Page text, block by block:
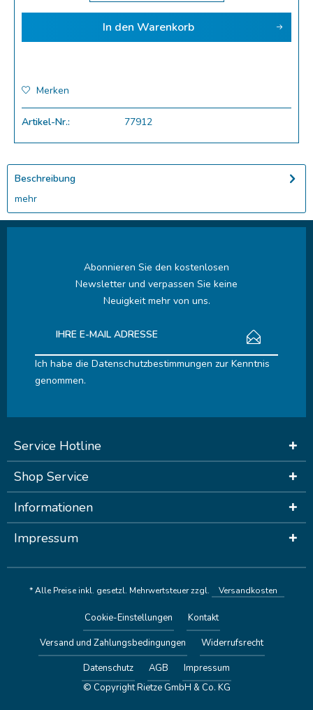
In den Warenkorb
Merken
Artikel-Nr.: 77912
Beschreibung
mehr
Abonnieren Sie den kostenlosen
Newsletter und verpassen Sie keine
Neuigkeit mehr von uns.
Ich habe die Datenschutzbestimmungen zur Kenntnis
genommen.
Service Hotline
Shop Service
Informationen
Impressum
* Alle Preise inkl. gesetzl. Mehrwertsteuer zzgl. Versandkosten
Cookie-Einstellungen
Kontakt
Versand und Zahlungsbedingungen
Widerrufsrecht
Datenschutz
AGB
Impressum
© Copyright Rietze GmbH & Co. KG